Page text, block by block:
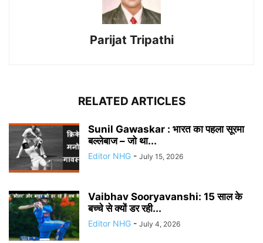
Parijat Tripathi
RELATED ARTICLES
Sunil Gawaskar : भारत का पहला सूरमा
बल्लेबाज – जो था...
Editor NHG - July 15, 2026
Vaibhav Sooryavanshi: 15 साल के
बच्चे से क्यों डर रही...
Editor NHG - July 4, 2026